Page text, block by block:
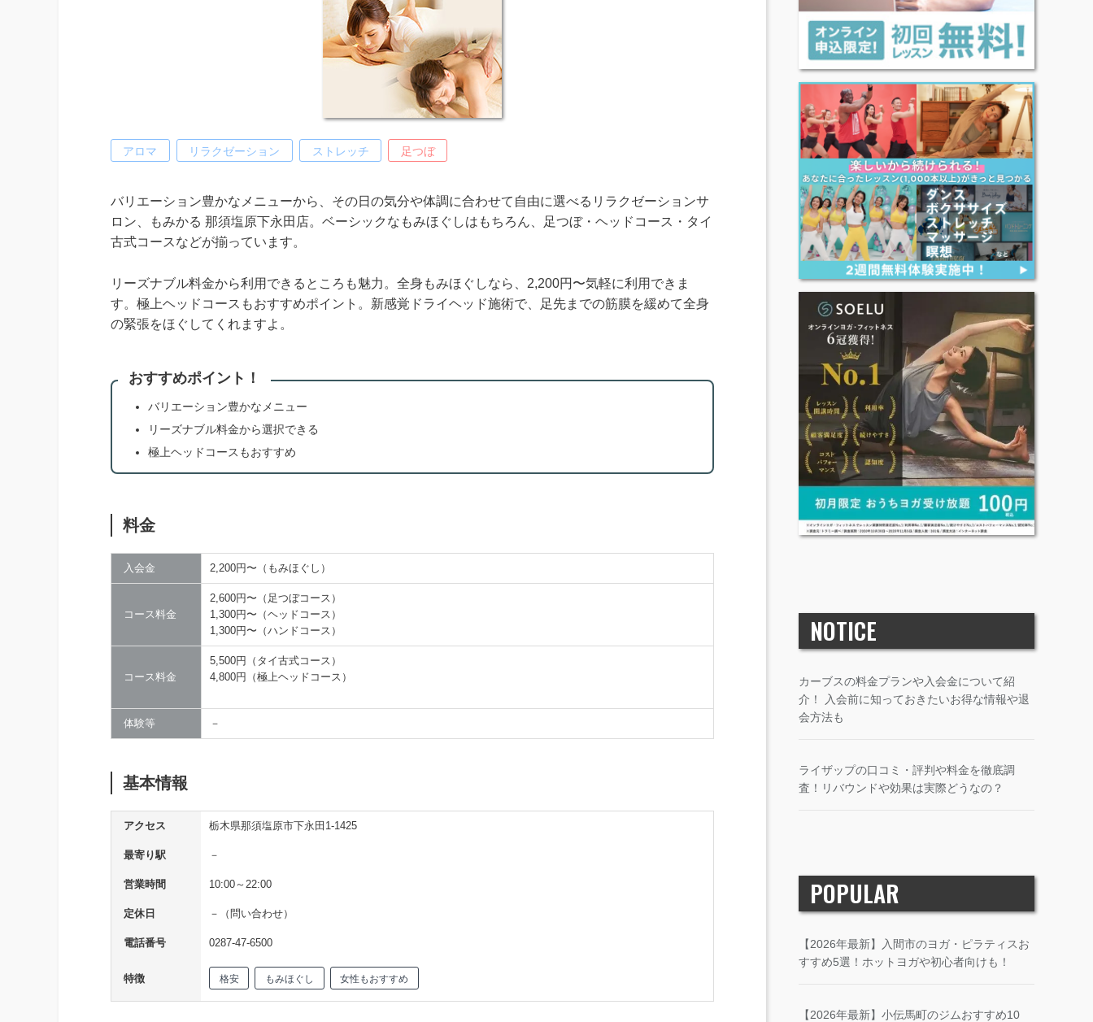
アロマ リラクゼーション ストレッチ 足つぼ
バリエーション豊かなメニューから、その日の気分や体調に合わせて自由に選べるリラクゼーションサ
ロン、もみかる 那須塩原下永田店。ベーシックなもみほぐしはもちろん、足つぼ・ヘッドコース・タイ
古式コースなどが揃っています。
リーズナブル料金から利用できるところも魅力。全身もみほぐしなら、2,200円〜気軽に利用できま
す。極上ヘッドコースもおすすめポイント。新感覚ドライヘッド施術で、足先までの筋膜を緩めて全身
の緊張をほぐしてくれますよ。
おすすめポイント！
バリエーション豊かなメニュー
リーズナブル料金から選択できる
極上ヘッドコースもおすすめ
料金
入会金 2,200円〜（もみほぐし）
コース料金
2,600円〜（足つぼコース）
1,300円〜（ヘッドコース）
1,300円〜（ハンドコース）
コース料金
5,500円（タイ古式コース）
4,800円（極上ヘッドコース）
体験等 －
基本情報
アクセス 栃木県那須塩原市下永田1-1425
最寄り駅 －
営業時間 10:00～22:00
定休日 －（問い合わせ）
電話番号 0287-47-6500
特徴 格安 もみほぐし 女性もおすすめ
NOTICE
カーブスの料金プランや入会金について紹
介！ 入会前に知っておきたいお得な情報や退
会方法も
ライザップの口コミ・評判や料金を徹底調
査！リバウンドや効果は実際どうなの？
POPULAR
【2026年最新】入間市のヨガ・ピラティスお
すすめ5選！ホットヨガや初心者向けも！
【2026年最新】小伝馬町のジムおすすめ10